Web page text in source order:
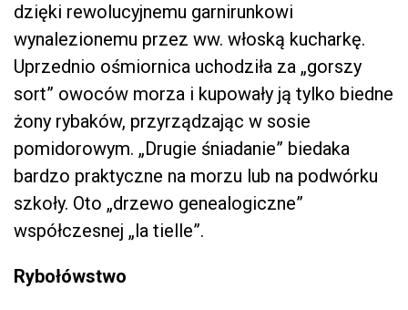
dzięki rewolucyjnemu garnirunkowi
wynalezionemu przez ww. włoską kucharkę.
Uprzednio ośmiornica uchodziła za „gorszy
sort” owoców morza i kupowały ją tylko biedne
żony rybaków, przyrządzając w sosie
pomidorowym. „Drugie śniadanie” biedaka
bardzo praktyczne na morzu lub na podwórku
szkoły. Oto „drzewo genealogiczne”
współczesnej „la tielle”.
Rybołówstwo